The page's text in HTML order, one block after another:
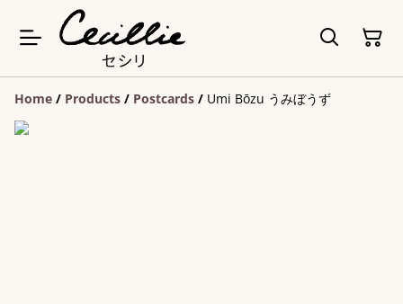
Home / Products / Postcards / Umi Bōzu うみぼうず